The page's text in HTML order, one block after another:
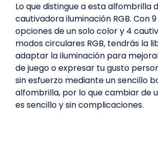
Lo que distingue a esta alfombrilla
cautivadora iluminación RGB. Con
opciones de un solo color y 4
modos circulares RGB, tendrás la
adaptar la iluminación para
de juego o expresar tu gusto
sin esfuerzo mediante un sencillo
alfombrilla, por lo que cambiar de
es sencillo y sin complicaciones.